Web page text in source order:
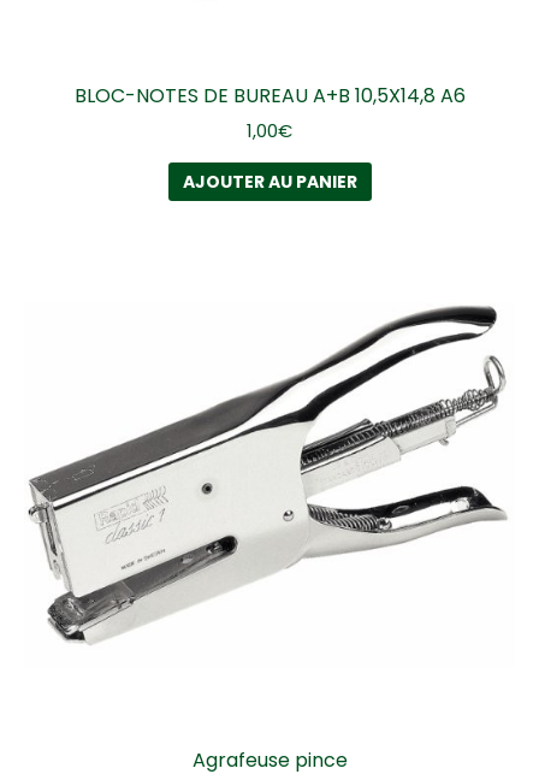
BLOC-NOTES DE BUREAU A+B 10,5X14,8 A6
1,00€
AJOUTER AU PANIER
Agrafeuse pince